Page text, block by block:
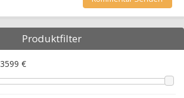
Produktfilter
3599 €